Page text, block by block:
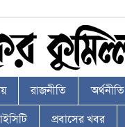
রাজনীতি অর্থনীতি
প্রবাসের খবর